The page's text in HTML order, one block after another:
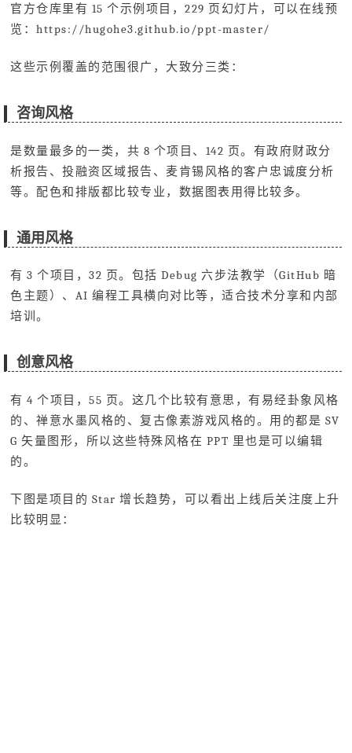
官方仓库里有 15 个示例项目，229 页幻灯片，可以在线预
览：https://hugohe3.github.io/ppt-master/
这些示例覆盖的范围很广，大致分三类：
咨询风格
是数量最多的一类，共 8 个项目、142 页。有政府财政分
析报告、投融资区域报告、麦肯锡风格的客户忠诚度分析
等。配色和排版都比较专业，数据图表用得比较多。
通用风格
有 3 个项目，32 页。包括 Debug 六步法教学（GitHub 暗
色主题）、AI 编程工具横向对比等，适合技术分享和内部
培训。
创意风格
有 4 个项目，55 页。这几个比较有意思，有易经卦象风格
的、禅意水墨风格的、复古像素游戏风格的。用的都是 SV
G 矢量图形，所以这些特殊风格在 PPT 里也是可以编辑
的。
下图是项目的 Star 增长趋势，可以看出上线后关注度上升
比较明显：